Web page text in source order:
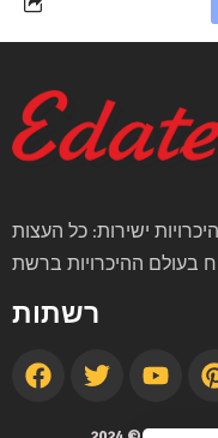
ישירות: כל העצות
בעולם ההיכרויות ברשת
רשתות